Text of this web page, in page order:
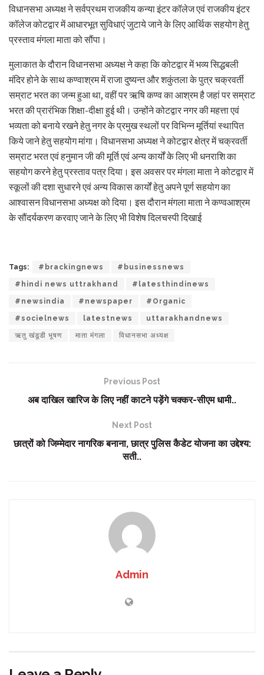
विधानसभा अध्यक्ष ने सर्वप्रथम राजकीय कन्या इंटर कॉलेज एवं राजकीय इंटर
कॉलेज कोटद्वार में आधारभूत सुविधाएं जुटाये जाने के लिए आर्थिक सहयोग हेतु
प्रस्ताव मंगला माता को सौंपा।
मुलाकात के दौरान विधानसभा अध्यक्ष ने कहा कि कोटद्वार में भव्य सिद्धबली
मंदिर होने के साथ कण्वाश्रम में राजा दुष्यन्त और शकुंतला के पुत्र चक्रवर्ती
सम्राट भरत का जन्म हुआ था, वहीं पर ऋषि कण्व का आश्रम है जहां पर सम्राट
भरत की प्रारंभिक शिक्षा-दीक्षा हुई थी। उन्होंने कोटद्वार नगर की महत्ता एवं
भव्यता को बनाये रखने हेतु नगर के प्रमुख स्थलों पर विभिन्न मूर्तियां स्थापित
किये जाने हेतु सहयोग मांगा। विधानसभा अध्यक्ष ने कोटद्वार क्षेत्र में चक्रवर्ती
सम्राट भरत एवं हनुमान जी की मूर्ति एवं अन्य कार्यों के लिए भी धनराशि का
सहयोग करने हेतु प्रस्ताव पत्र दिया। इस अवसर पर मंगला माता ने कोटद्वार में
स्कूलों की दशा सुधारने एवं अन्य विकास कार्यों हेतु अपने पूर्ण सहयोग का
आश्वासन विधानसभा अध्यक्ष को दिया। इस दौरान मंगला माता ने कण्वआश्रम
के सौंदर्यकरण करवाए जाने के लिए भी विशेष दिलचस्पी दिखाई
Tags: #brackingnews #businessnews
#hindi news uttrakhand #latesthindinews
#newsindia #newspaper #Organic
#socielnews latestnews uttarakhandnews
ऋतु खंडूडी भूषण माता मंगला विधानसभा अध्यक्ष
Previous Post
अब दाखिल खारिज के लिए नहीं काटने पड़ेंगे चक्कर-सीएम धामी..
Next Post
छात्रों को जिम्मेदार नागरिक बनाना, छात्र पुलिस कैडेट योजना का उद्देश्य:
सती..
Admin